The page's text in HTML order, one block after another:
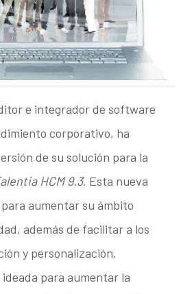
e integrador de software
corporativo, ha
de su solución para la
HCM 9.3. Esta nueva
aumentar su ámbito
además de facilitar a los
y personalización.
para aumentar la